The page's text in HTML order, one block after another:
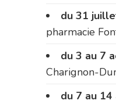
du 31
pharmacie
du 3 au 7
Charignon-
du 7 au 14